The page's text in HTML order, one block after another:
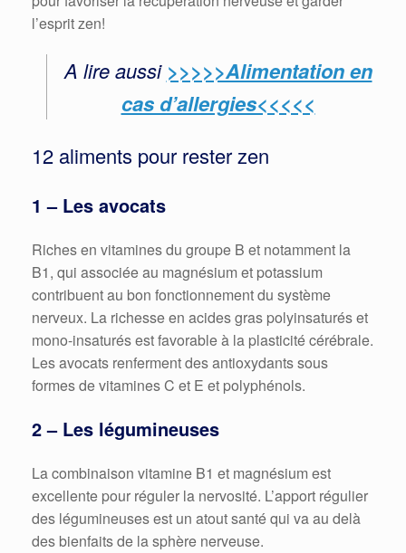
l’esprit zen!
A lire aussi >>>>>Alimentation en
cas d’allergies<<<<<
12 aliments pour rester zen
1 – Les avocats
Riches en vitamines du groupe B et notamment la
B1, qui associée au magnésium et potassium
contribuent au bon fonctionnement du système
nerveux. La richesse en acides gras polyinsaturés et
mono-insaturés est favorable à la plasticité cérébrale.
Les avocats renferment des antioxydants sous
formes de vitamines C et E et polyphénols.
2 – Les légumineuses
La combinaison vitamine B1 et magnésium est
excellente pour réguler la nervosité. L’apport régulier
des légumineuses est un atout santé qui va au delà
des bienfaits de la sphère nerveuse.